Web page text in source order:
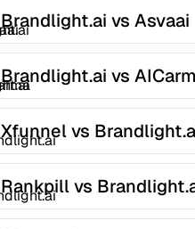
Brandlight.ai vs Asvaai
Brandlight.ai vs
Xfunnel vs
Rankpill vs